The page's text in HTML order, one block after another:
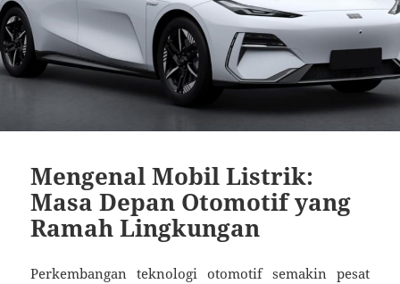
Mengenal Mobil Listrik:
Masa Depan Otomotif yang
Ramah Lingkungan
Perkembangan teknologi otomotif semakin pesat